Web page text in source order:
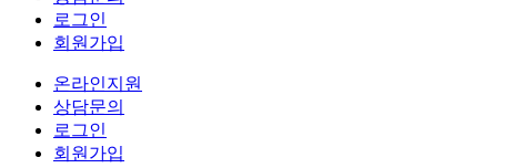
로그인
회원가입
온라인지원
상담문의
로그인
회원가입